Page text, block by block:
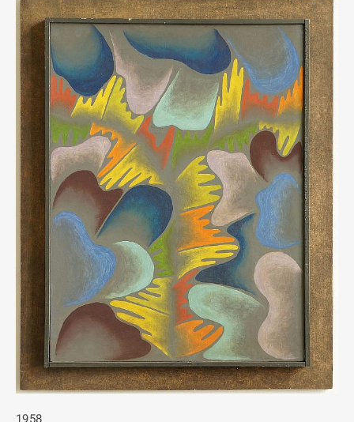
Vita
Publikationen
Kontakt